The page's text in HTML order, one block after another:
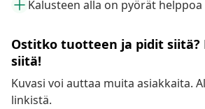
Kalusteen alla on pyörät
Ostitko tuotteen ja pidit siitä?
siitä!
Kuvasi voi auttaa muita asiakkaita.
linkistä.